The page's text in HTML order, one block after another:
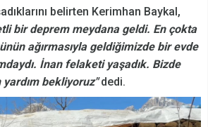
belirten Kerimhan Baykal,
bir deprem meydana geldi. En çokta
ağırmasıyla geldiğimizde bir evde
İnan felaketi yaşadık. Bizde
bekliyoruz"dedi.